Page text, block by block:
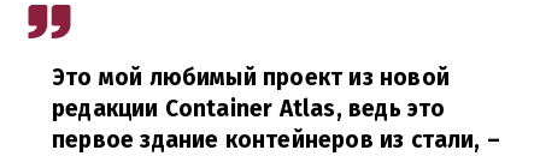
Это мой любимый проект из новой
редакции Container Atlas, ведь это
первое здание контейнеров из стали, –